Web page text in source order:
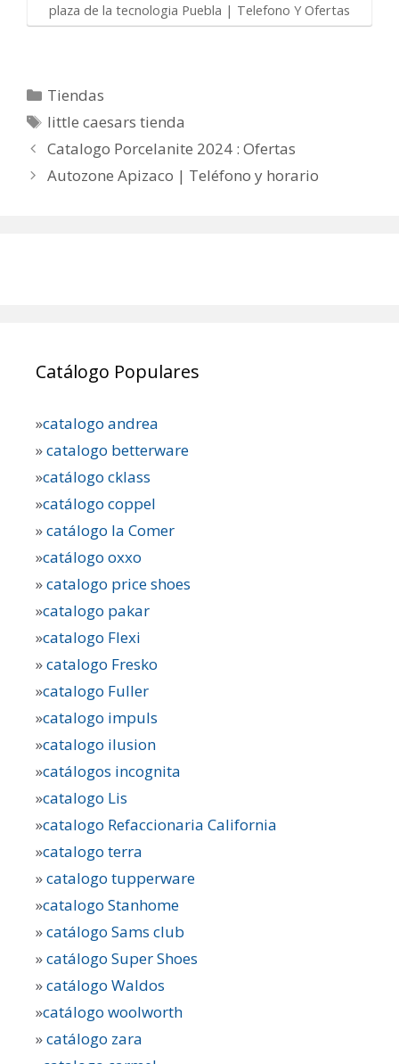
plaza de la tecnologia Puebla | Telefono Y Ofertas
Categorías
Tiendas
Etiquetas
little caesars tienda
Catalogo Porcelanite 2024 : Ofertas
Autozone Apizaco | Teléfono y horario
Catálogo Populares
»catalogo andrea
»catalogo betterware
»catálogo cklass
»catálogo coppel
»catálogo la Comer
»catálogo oxxo
»catalogo price shoes
»catalogo pakar
»catalogo Flexi
»catalogo Fresko
»catalogo Fuller
»catalogo impuls
»catalogo ilusion
»catálogos incognita
»catalogo Lis
»catalogo Refaccionaria California
»catalogo terra
»catalogo tupperware
»catalogo Stanhome
»catálogo Sams club
»catálogo Super Shoes
»catálogo Waldos
»catálogo woolworth
»catálogo zara